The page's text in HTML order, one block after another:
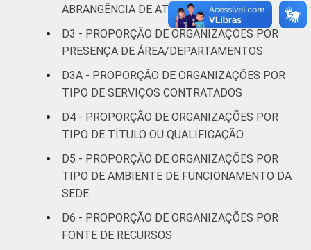
Religião 25
Saúde e
assistência
social
58 40
Outros 28 71
* Base: 3283 organizações sem fins
lucrativos. Dados coletados entre outubro
de 2013 e abril de 2014.
ABRANGÊNCIA DE ATUAÇÃO
D3 - PROPORÇÃO DE ORGANIZAÇÕES POR
PRESENÇA DE ÁREA/DEPARTAMENTOS
D3A - PROPORÇÃO DE ORGANIZAÇÕES POR
TIPO DE SERVIÇOS CONTRATADOS
D4 - PROPORÇÃO DE ORGANIZAÇÕES POR
TIPO DE TÍTULO OU QUALIFICAÇÃO
D5 - PROPORÇÃO DE ORGANIZAÇÕES POR
TIPO DE AMBIENTE DE FUNCIONAMENTO DA
SEDE
D6 - PROPORÇÃO DE ORGANIZAÇÕES POR
FONTE DE RECURSOS